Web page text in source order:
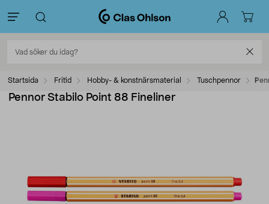
Startsida Fritid Hobby- & konstnärsmaterial Tuschpennor
Pennor Stabilo Point 88 Fineliner